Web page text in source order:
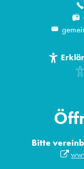
Bitte